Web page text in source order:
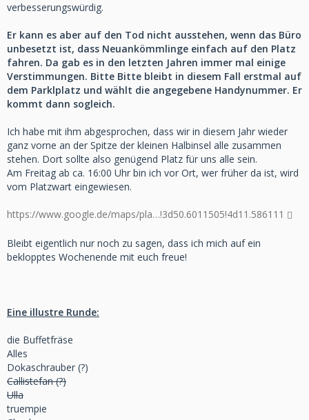
verbesserungswürdig.
Er kann es aber auf den Tod nicht ausstehen, wenn das Büro
unbesetzt ist, dass Neuankömmlinge einfach auf den Platz
fahren. Da gab es in den letzten Jahren immer mal einige
Verstimmungen. Bitte Bitte bleibt in diesem Fall erstmal auf
dem Parklplatz und wählt die angegebene Handynummer. Er
kommt dann sogleich.
Ich habe mit ihm abgesprochen, dass wir in diesem Jahr wieder
ganz vorne an der Spitze der kleinen Halbinsel alle zusammen
stehen. Dort sollte also genügend Platz für uns alle sein.
Am Freitag ab ca. 16:00 Uhr bin ich vor Ort, wer früher da ist, wird
vom Platzwart eingewiesen.
https://www.google.de/maps/pla…!3d50.6011505!4d11.586111
Bleibt eigentlich nur noch zu sagen, dass ich mich auf ein
beklopptes Wochenende mit euch freue!
Eine illustre Runde:
die Buffetfräse
Alles
Dokaschrauber (?)
Callistefan (?)
Ulla
truempie